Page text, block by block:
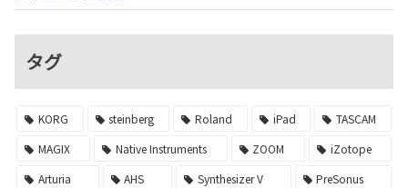
タグ
KORG steinberg Roland iPad
TASCAM
MAGIX
Native Instruments ZOOM
iZotope
Arturia
AHS Synthesizer V
PreSonus